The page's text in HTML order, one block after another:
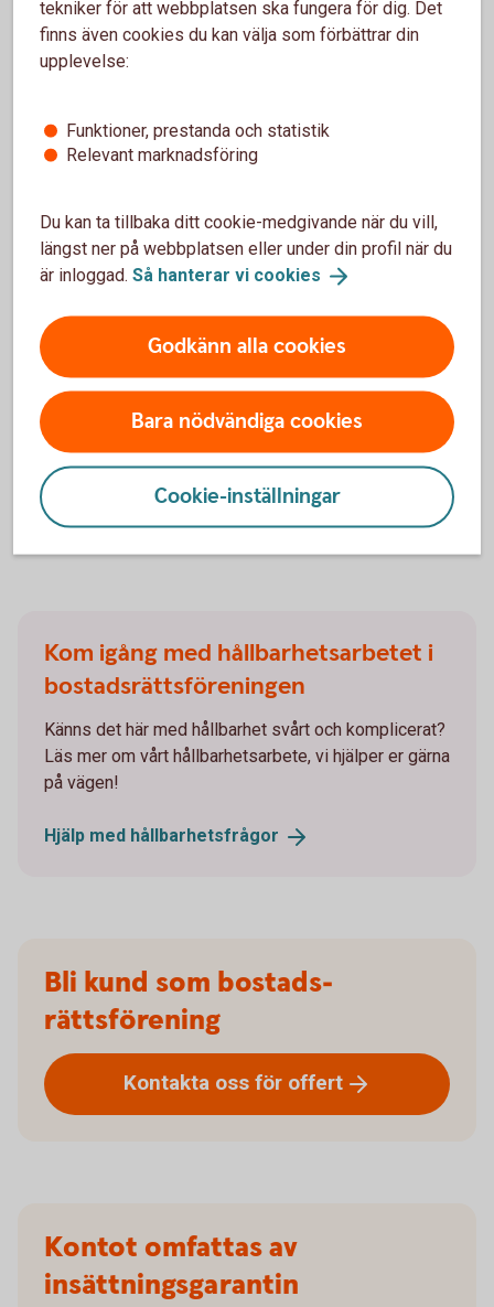
Aktuellt
Kom igång med hållbarhetsarbetet i
Känns det här med hållbarhet svårt och komplicerat?
I vår checklista har vi samlat tips på enkla åtgärder
och aktiviteter för att komma igång med
hållbarhetsarbetet i er bostadsrättsförening. Våra
samarbetspartners PURE ACT och Ramboll kan
också ge värdefullt stöd i arbetet med
hållbarhetsfrågor.
Checklista för hållbarhetsarbetet
Läs mer om PURE
Läs mer om
Ramboll
Kom igång med hållbarhetsarbetet i
bostadsrättsföreningen
Känns det här med hållbarhet svårt och komplicerat?
Läs mer om vårt hållbarhetsarbete, vi hjälper er gärna
på vägen!
Hjälp med hållbarhetsfrågor
Bli kund som bostads­
rättsförening
Kontakta oss för offert
Kontot omfattas av
insättningsgarantin
tekniker för att webbplatsen ska fungera för dig. Det
finns även cookies du kan välja som förbättrar din
upplevelse:
Funktioner, prestanda och statistik
Relevant marknadsföring
Du kan ta tillbaka ditt cookie-medgivande när du vill,
längst ner på webbplatsen eller under din profil när du
är inloggad. Så hanterar vi cookies
Godkänn alla cookies
Bara nödvändiga cookies
Cookie-inställningar